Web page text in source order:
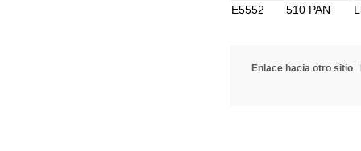
E5552
510 PAN
Enlace hacia otro sitio